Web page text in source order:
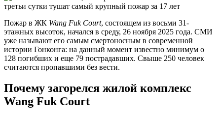
Пожар в ЖК Wang Fuk Court, состоящем из восьми 31-
этажных высоток, начался в среду, 26 ноября 2025 года. СМИ
уже называют его самым смертоносным в современной
истории Гонконга: на данный момент известно минимум о
128 погибших и еще 79 пострадавших. Свыше 250 человек
считаются пропавшими без вести.
Почему загорелся жилой комплекс
Wang Fuk Court